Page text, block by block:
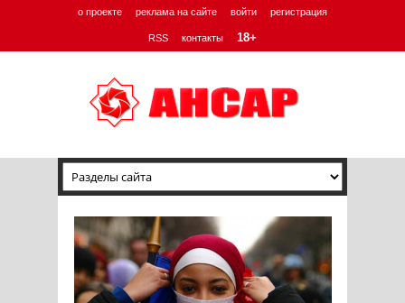
о проекте реклама на сайте войти регистрация
RSS контакты 18+